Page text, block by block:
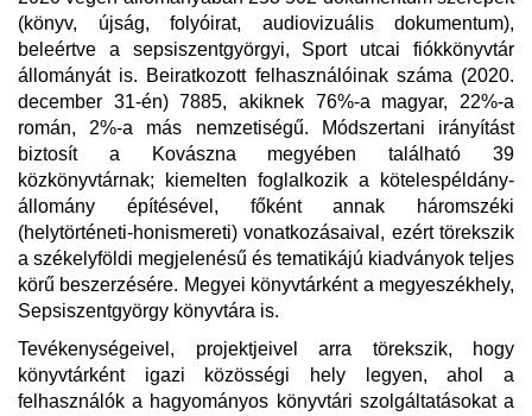
(könyv, újság, folyóirat, audiovizuális dokumentum),
beleértve a sepsiszentgyörgyi, Sport utcai fiókkönyvtár
állományát is. Beiratkozott felhasználóinak száma (2020.
december 31-én) 7885, akiknek 76%-a magyar, 22%-a
román, 2%-a más nemzetiségű. Módszertani irányítást
biztosít a Kovászna megyében található 39
közkönyvtárnak; kiemelten foglalkozik a kötelespéldány-
állomány építésével, főként annak háromszéki
(helytörténeti-honismereti) vonatkozásaival, ezért törekszik
a székelyföldi megjelenésű és tematikájú kiadványok teljes
körű beszerzésére. Megyei könyvtárként a megyeszékhely,
Sepsiszentgyörgy könyvtára is.
Tevékenységeivel, projektjeivel arra törekszik, hogy
könyvtárként igazi közösségi hely legyen, ahol a
felhasználók a hagyományos könyvtári szolgáltatásokat a